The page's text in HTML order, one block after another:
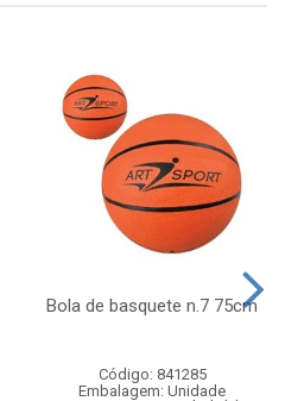
Bola de basquete n.7 75cm
Código: 841285
Embalagem: Unidade